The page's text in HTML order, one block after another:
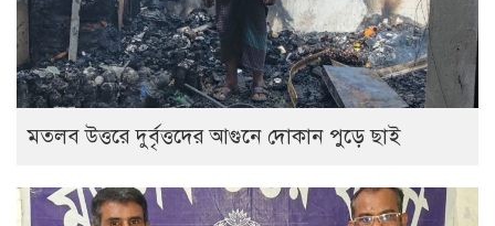
‎মতলব উত্তরে দুর্বৃত্তদের আগুনে দোকান পুড়ে ছাই